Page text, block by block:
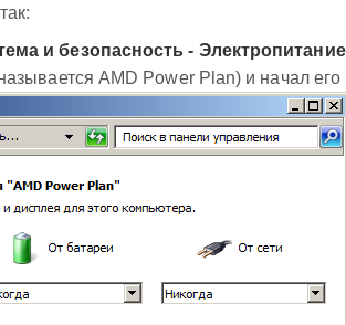
и безопасность - Электропитание
AMD Power Plan) и начал его